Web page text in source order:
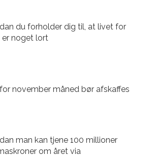
du forholder dig til, at livet for
er noget lort
november måned bør afskaffes
man kan tjene 100 millioner
om året via